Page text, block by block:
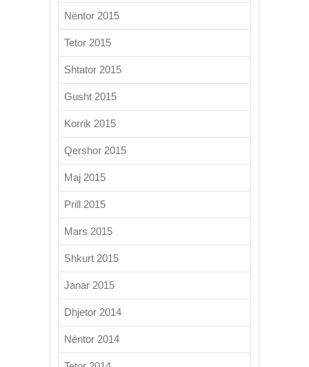
Nëntor 2015
Tetor 2015
Shtator 2015
Gusht 2015
Korrik 2015
Qershor 2015
Maj 2015
Prill 2015
Mars 2015
Shkurt 2015
Janar 2015
Dhjetor 2014
Nëntor 2014